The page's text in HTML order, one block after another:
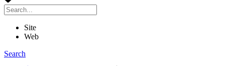
Site
Web
Search